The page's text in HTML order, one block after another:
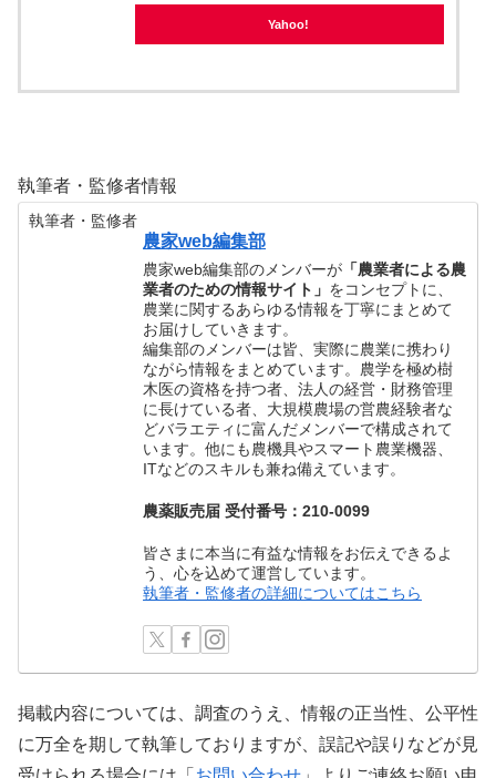
Yahoo!
執筆者・監修者情報
執筆者・監修者
農家web編集部
農家web編集部のメンバーが 「農業者による農
業者のための情報サイト」 をコンセプトに、
農業に関するあらゆる情報を丁寧にまとめて
お届けしていきます。
編集部のメンバーは皆、実際に農業に携わり
ながら情報をまとめています。農学を極め樹
木医の資格を持つ者、法人の経営・財務管理
に長けている者、大規模農場の営農経験者な
どバラエティに富んだメンバーで構成されて
います。他にも農機具やスマート農業機器、
ITなどのスキルも兼ね備えています。
農薬販売届 受付番号：210-0099
皆さまに本当に有益な情報をお伝えできるよ
う、心を込めて運営しています。
執筆者・監修者の詳細についてはこちら
掲載内容については、調査のうえ、情報の正当性、公平性
に万全を期して執筆しておりますが、誤記や誤りなどが見